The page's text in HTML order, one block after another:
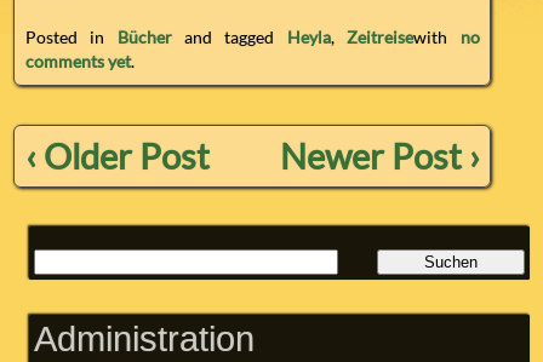
Posted in Bücherand tagged Heyla,Zeitreisewith no
comments yet.
‹ Older Post Newer Post ›
Administration